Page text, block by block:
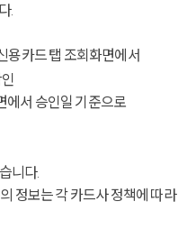
.
용카드 탭 조회화면에서
에서 승인일 기준으로
니다.
정보는 각 카드사 정책에 따라